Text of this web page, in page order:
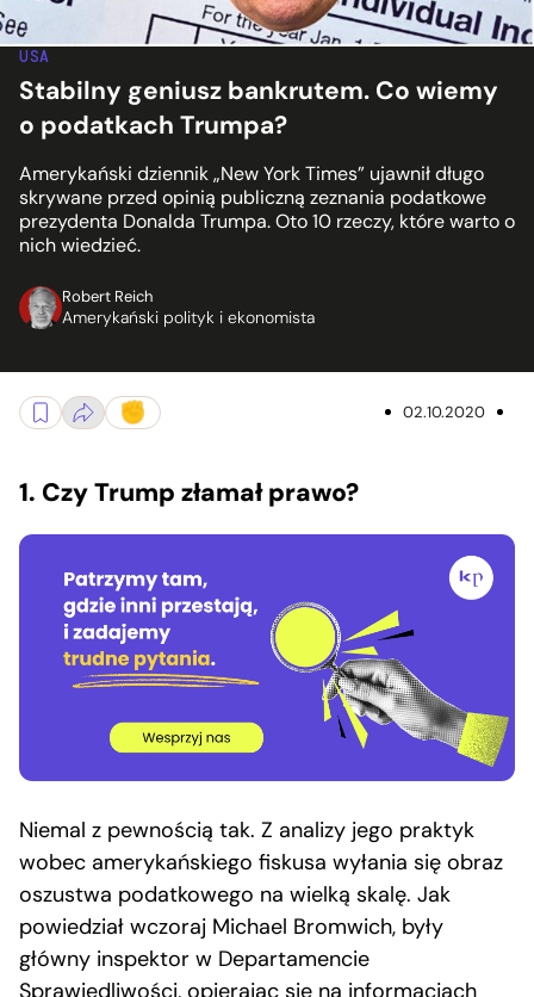
USA
Stabilny geniusz bankrutem. Co wiemy
o podatkach Trumpa?
Amerykański dziennik „New York Times” ujawnił długo
skrywane przed opinią publiczną zeznania podatkowe
prezydenta Donalda Trumpa. Oto 10 rzeczy, które warto o
nich wiedzieć.
Robert Reich
Amerykański polityk i ekonomista
02.10.2020
1. Czy Trump złamał prawo?
Niemal z pewnością tak. Z analizy jego praktyk
wobec amerykańskiego fiskusa wyłania się obraz
oszustwa podatkowego na wielką skalę. Jak
powiedział wczoraj Michael Bromwich, były
główny inspektor w Departamencie
Sprawiedliwości, opierając się na informacjach